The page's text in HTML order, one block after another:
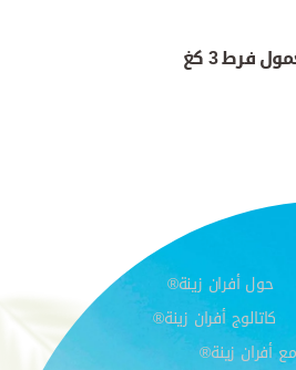
فرط 3 كغ
حول أفران زينة®
كاتالوج أفران زينة®
أفران زينة®